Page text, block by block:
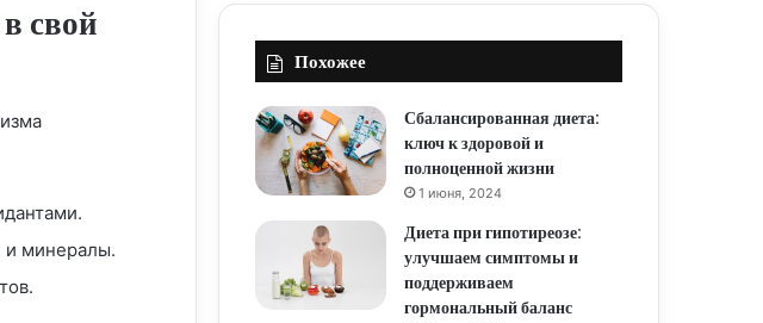
свой
и минералы.
РФ:
и полезных
Похожее
Сбалансированная диета:
ключ к здоровой и
полноценной жизни
1 июня, 2024
Диета при гипотиреозе:
улучшаем симптомы и
поддерживаем
гормональный баланс